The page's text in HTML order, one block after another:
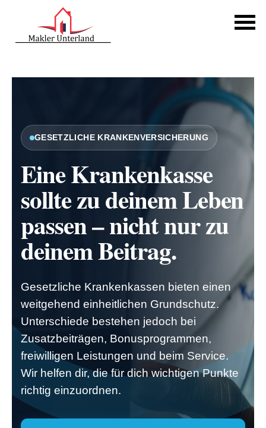
GESETZLICHE KRANKEN­VER­SI­CHE­RUNG
Eine Krankenkasse
sollte zu deinem Leben
passen – nicht nur zu
deinem Beitrag.
Gesetzliche Krankenkassen bieten einen
weitgehend einheitlichen Grundschutz.
Unterschiede bestehen jedoch bei
Zusatzbeiträgen, Bonusprogrammen,
freiwilligen Leistungen und beim Service.
Wir helfen dir, die für dich wichtigen Punkte
richtig einzuordnen.